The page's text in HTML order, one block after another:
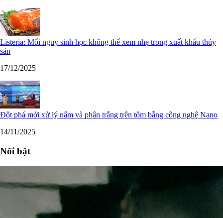
Listeria: Mối nguy sinh học không thể xem nhẹ trong xuất khẩu thủy
sản
17/12/2025
Đột phá mới xử lý nấm và phân trắng trên tôm bằng công nghệ Nano
14/11/2025
Nổi bật